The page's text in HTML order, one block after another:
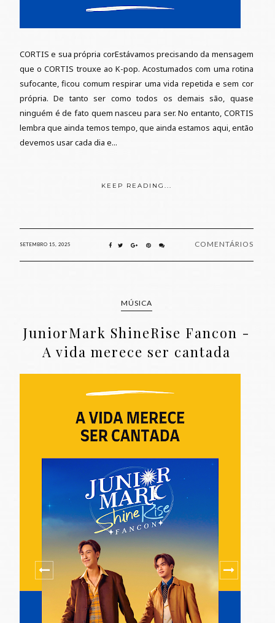
CORTIS e sua própria corEstávamos precisando da mensagem
que o CORTIS trouxe ao K-pop. Acostumados com uma rotina
sufocante, ficou comum respirar uma vida repetida e sem cor
própria. De tanto ser como todos os demais são, quase
ninguém é de fato quem nasceu para ser. No entanto, CORTIS
lembra que ainda temos tempo, que ainda estamos aqui, então
devemos usar cada dia e...
KEEP READING...
SETEMBRO 15, 2025 COMENTÁRIOS
MÚSICA
JuniorMark ShineRise Fancon -
A vida merece ser cantada